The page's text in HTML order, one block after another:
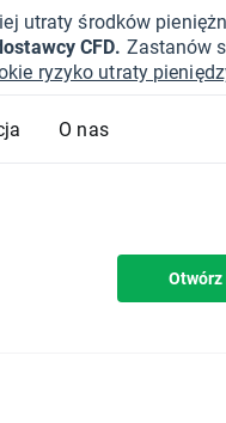
utraty środków
CFD. Zastanów
ryzyko utraty
O nas